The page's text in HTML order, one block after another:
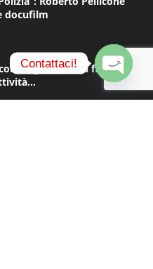
docufilm
contro gli aumenti fino
Contattaci!
O